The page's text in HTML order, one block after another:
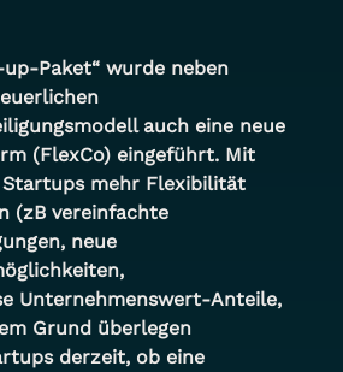
Paket“ wurde neben
auch eine neue
(FlexCo) eingeführt. Mit
Startups mehr Flexibilität
(zB vereinfachte
neue
Unternehmenswert-Anteile,
Grund überlegen
derzeit, ob eine